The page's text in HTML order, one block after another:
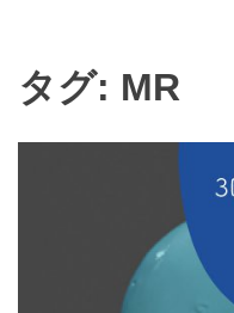
タグ: MR